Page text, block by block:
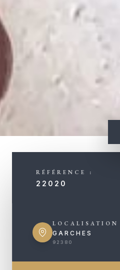
RÉFÉRENCE :
22020
LOCALISATION
GARCHES
92380